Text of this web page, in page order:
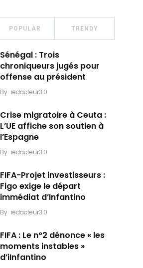
POPULAR TRENDY
Sénégal : Trois
chroniqueurs jugés pour
offense au président
By redacteur3.0
Crise migratoire à Ceuta :
L’UE affiche son soutien à
l’Espagne
By redacteur3.0
FIFA-Projet investisseurs :
Figo exige le départ
immédiat d’Infantino
By redacteur3.0
FIFA : Le n°2 dénonce « les
moments instables »
d’iInfantino